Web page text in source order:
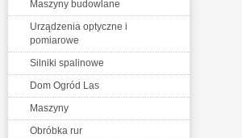
Maszyny budowlane
Urządzenia optyczne i
pomiarowe
Silniki spalinowe
Dom Ogród Las
Maszyny
Obróbka rur